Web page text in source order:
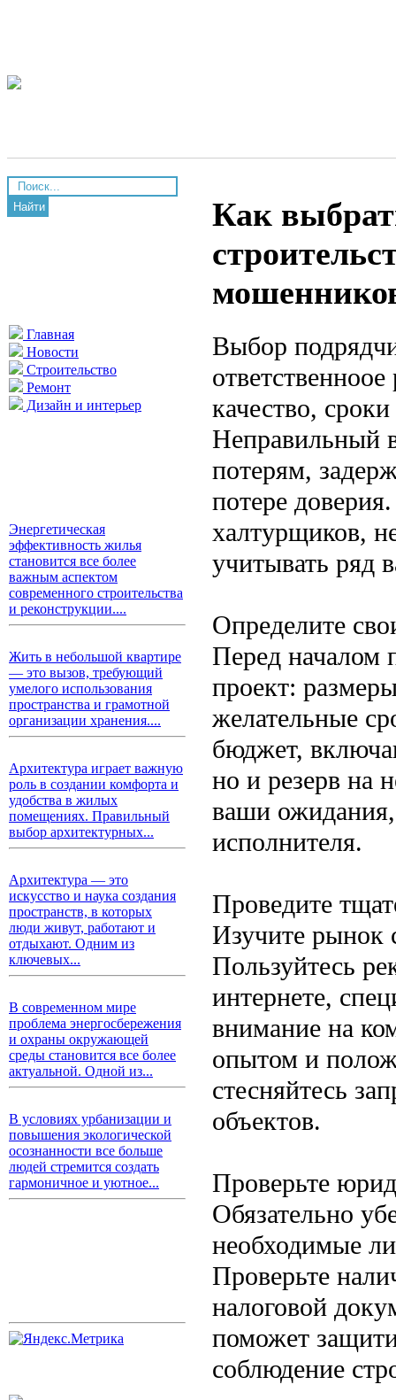
Найти
Главная
Новости
Строительство
Ремонт
Дизайн и интерьер
Энергетическая
эффективность жилья
становится все более
важным аспектом
современного строительства
и реконструкции....
Жить в небольшой квартире
— это вызов, требующий
умелого использования
пространства и грамотной
организации хранения....
Архитектура играет важную
роль в создании комфорта и
удобства в жилых
помещениях. Правильный
выбор архитектурных...
Архитектура — это
искусство и наука создания
пространств, в которых
люди живут, работают и
отдыхают. Одним из
ключевых...
В современном мире
проблема энергосбережения
и охраны окружающей
среды становится все более
актуальной. Одной из...
В условиях урбанизации и
повышения экологической
осознанности все больше
людей стремится создать
гармоничное и уютное...
Как
Выбор
качество,
Неправильный
потерям,
потере
халтурщиков,
учитывать ряд
Определите
Перед началом
проект:
желательные
бюджет,
но и резерв на
ваши
исполнителя.
Проведите
Изучите рынок
Пользуйтесь
интернете,
внимание на
опытом и
стесняйтесь
объектов.
Проверьте
Обязательно
необходимые
Проверьте
налоговой
поможет
соблюдение